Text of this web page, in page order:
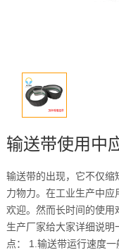
输送带使用中
输送带的出现，它不仅缩
力物力。在工业生产中
欢迎。然而长时间的使
生产厂家给大家详细说
点： 1.输送带运行速度